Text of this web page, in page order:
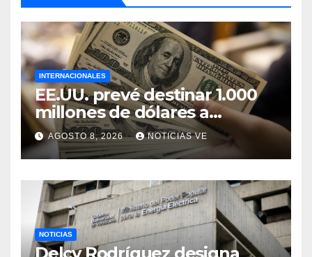
INTERNACIONALES
EE.UU. prevé destinar 1.000
millones de dólares a
Colombia para un paquete
de seguridad
AGOSTO 8, 2026 NOTICIAS VE
NOTICIAS
Delcy Rodríguez designa